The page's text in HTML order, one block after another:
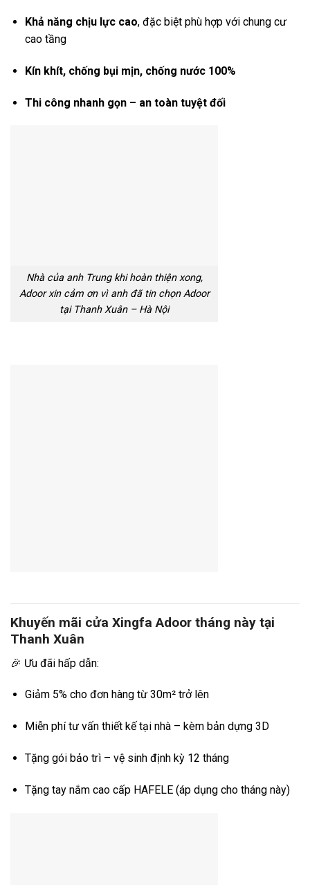
Khả năng chịu lực cao, đặc biệt phù hợp với chung cư
cao tầng
Kín khít, chống bụi mịn, chống nước 100%
Thi công nhanh gọn – an toàn tuyệt đối
Nhà của anh Trung khi hoàn thiện xong,
Adoor xin cảm ơn vì anh đã tin chọn Adoor
tại Thanh Xuân – Hà Nội
Khuyến mãi cửa Xingfa Adoor tháng này tại
Thanh Xuân
🎉 Ưu đãi hấp dẫn:
Giảm 5% cho đơn hàng từ 30m² trở lên
Miễn phí tư vấn thiết kế tại nhà – kèm bản dựng 3D
Tặng gói bảo trì – vệ sinh định kỳ 12 tháng
Tặng tay nắm cao cấp HAFELE (áp dụng cho tháng này)